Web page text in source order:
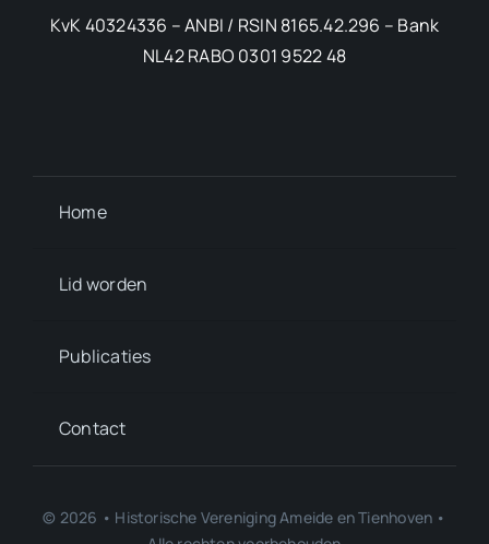
KvK 40324336 – ANBI / RSIN 8165.42.296 – Bank
NL42 RABO 0301 9522 48
Home
Lid worden
Publicaties
Contact
© 2026 • Historische Vereniging Ameide en Tienhoven •